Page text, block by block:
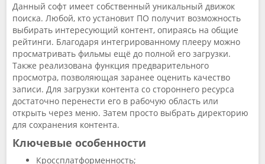
Данный софт имеет собственный уникальный движок
поиска. Любой, кто установит ПО получит возможность
выбирать интересующий контент, опираясь на общие
рейтинги. Благодаря интегрированному плееру можно
просматривать фильмы ещё до полной его загрузки.
Также реализована функция предварительного
просмотра, позволяющая заранее оценить качество
записи. Для загрузки контента со стороннего ресурса
достаточно перенести его в рабочую область или
открыть через меню. Затем просто выбрать директорию
для сохранения контента.
Ключевые особенности
Кроссплатформенность;